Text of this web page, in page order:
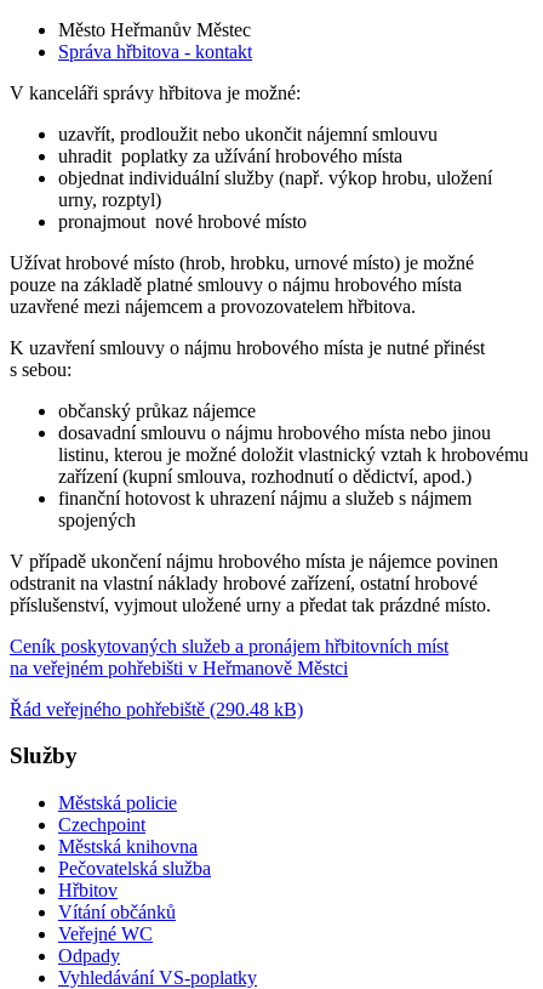
Město Heřmanův Městec
Správa hřbitova - kontakt
V kanceláři správy hřbitova je možné:
uzavřít, prodloužit nebo ukončit nájemní smlouvu
uhradit poplatky za užívání hrobového místa
objednat individuální služby (např. výkop hrobu, uložení
urny, rozptyl)
pronajmout nové hrobové místo
Užívat hrobové místo (hrob, hrobku, urnové místo) je možné
pouze na základě platné smlouvy o nájmu hrobového místa
uzavřené mezi nájemcem a provozovatelem hřbitova.
K uzavření smlouvy o nájmu hrobového místa je nutné přinést
s sebou:
občanský průkaz nájemce
dosavadní smlouvu o nájmu hrobového místa nebo jinou
listinu, kterou je možné doložit vlastnický vztah k hrobovému
zařízení (kupní smlouva, rozhodnutí o dědictví, apod.)
finanční hotovost k uhrazení nájmu a služeb s nájmem
spojených
V případě ukončení nájmu hrobového místa je nájemce povinen
odstranit na vlastní náklady hrobové zařízení, ostatní hrobové
příslušenství, vyjmout uložené urny a předat tak prázdné místo.
Ceník poskytovaných služeb a pronájem hřbitovních míst
na veřejném pohřebišti v Heřmanově Městci
Řád veřejného pohřebiště (290.48 kB)
Služby
Městská policie
Czechpoint
Městská knihovna
Pečovatelská služba
Hřbitov
Vítání občánků
Veřejné WC
Odpady
Vyhledávání VS-poplatky